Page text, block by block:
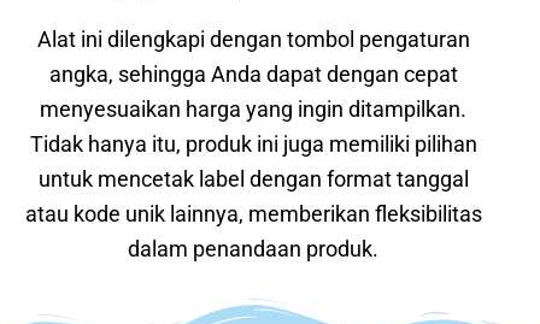
Alat ini dilengkapi dengan tombol pengaturan
angka, sehingga Anda dapat dengan cepat
menyesuaikan harga yang ingin ditampilkan.
Tidak hanya itu, produk ini juga memiliki pilihan
untuk mencetak label dengan format tanggal
atau kode unik lainnya, memberikan fleksibilitas
dalam penandaan produk.